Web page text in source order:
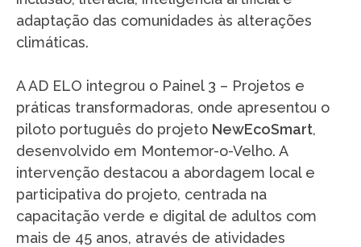
adaptação das comunidades às alterações
climáticas.
A AD ELO integrou o Painel 3 – Projetos e
práticas transformadoras, onde apresentou o
piloto português do projeto NewEcoSmart,
desenvolvido em Montemor-o-Velho. A
intervenção destacou a abordagem local e
participativa do projeto, centrada na
capacitação verde e digital de adultos com
mais de 45 anos, através de atividades